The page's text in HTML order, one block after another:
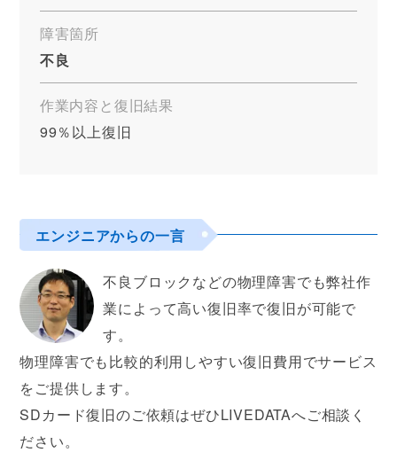
障害箇所
不良
作業内容と復旧結果
99％以上復旧
エンジニアからの一言
不良ブロックなどの物理障害でも弊社作
業によって高い復旧率で復旧が可能で
す。
物理障害でも比較的利用しやすい復旧費用でサービス
をご提供します。
SDカード復旧のご依頼はぜひLIVEDATAへご相談く
ださい。